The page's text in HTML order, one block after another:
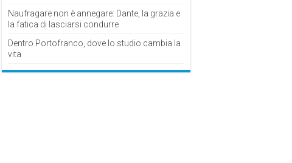
Naufragare non è annegare: Dante, la grazia e
la fatica di lasciarsi condurre
Dentro Portofranco, dove lo studio cambia la
vita